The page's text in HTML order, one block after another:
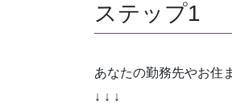
ステップ1
あなたの勤務先やお住
↓ ↓ ↓